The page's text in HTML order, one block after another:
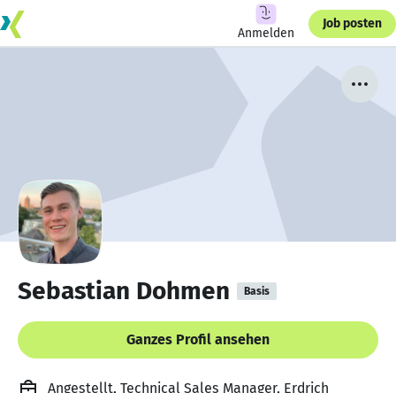
Anmelden
Job posten
Sebastian Dohmen Basis
Ganzes Profil ansehen
Angestellt, Technical Sales Manager, Erdrich